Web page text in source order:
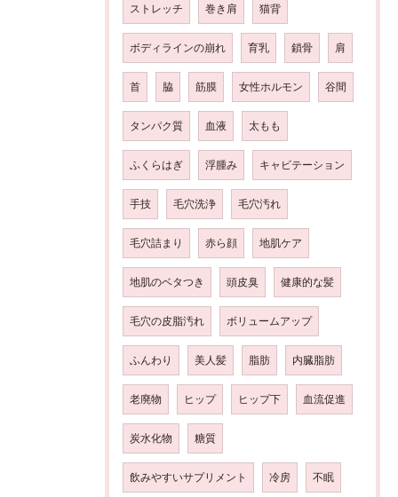
ストレッチ 巻き肩 猫背
ボディラインの崩れ 育乳 鎖骨 肩
首 脇 筋膜 女性ホルモン 谷間
タンパク質 血液 太もも
ふくらはぎ 浮腫み キャビテーション
手技 毛穴洗浄 毛穴汚れ
毛穴詰まり 赤ら顔 地肌ケア
地肌のベタつき 頭皮臭 健康的な髪
毛穴の皮脂汚れ ボリュームアップ
ふんわり 美人髪 脂肪 内臓脂肪
老廃物 ヒップ ヒップ下 血流促進
炭水化物 糖質
飲みやすいサプリメント 冷房 不眠